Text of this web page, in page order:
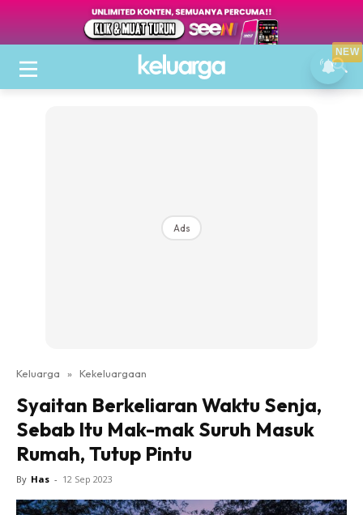
Ads
Keluarga » Kekeluargaan
Syaitan Berkeliaran Waktu Senja,
Sebab Itu Mak-mak Suruh Masuk
Rumah, Tutup Pintu
By Has - 12 Sep 2023
NEW